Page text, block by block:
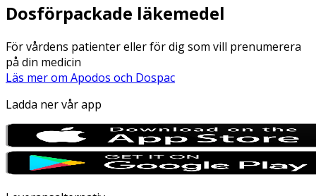
Dosförpackade läkemedel
För vårdens patienter eller för dig som vill prenumerera
på din medicin
Läs mer om Apodos och Dospac
Ladda ner vår app